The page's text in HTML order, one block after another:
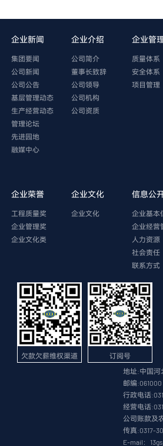
企业新闻
集团要闻
公司新闻
公司公告
基层管理动态
生产经营动态
管理论坛
先进园地
融媒中心
企业介绍
公司简介
董事长致辞
公司领导
公司机构
公司资质
企业管
质量体系
安全体系
项目管理
企业荣誉
工程质量奖
企业管理奖
企业文化类
企业文化
企业文化
信息公
企业基本
企业经营
人力资源
社会责任
联系方式
欠款欠薪维权渠道
订阅号
地址:中国河
邮编:061000
行政电话
经营电话
公司账款及
传真:0317-
E-mail：